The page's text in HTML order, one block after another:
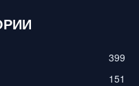
399
151